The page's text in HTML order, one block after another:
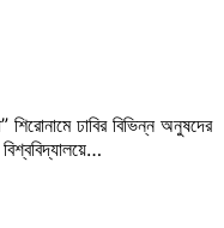
ঢাবির বিভিন্ন অনুষদের